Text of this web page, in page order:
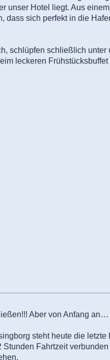
unser Hotel liegt. Aus
dass sich perfekt in die
schlüpfen schließlich
leckeren
Aber von Anfang an…
steht heute die
Fahrtzeit